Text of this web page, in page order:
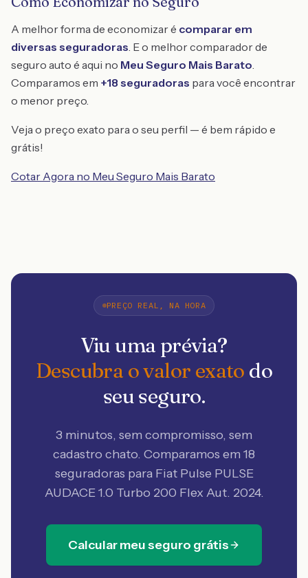
A melhor forma de economizar é comparar em
diversas seguradoras. E o melhor comparador de
seguro auto é aqui no Meu Seguro Mais Barato.
Comparamos em +18 seguradoras para você encontrar
o menor preço.
Veja o preço exato para o seu perfil — é bem rápido e
grátis!
Cotar Agora no Meu Seguro Mais Barato
PREÇO REAL, NA HORA
Viu uma prévia?
Descubra o valor exato do
seu seguro.
3 minutos, sem compromisso, sem
cadastro chato. Comparamos em 18
seguradoras para Fiat Pulse PULSE
AUDACE 1.0 Turbo 200 Flex Aut. 2024.
Calcular meu seguro grátis